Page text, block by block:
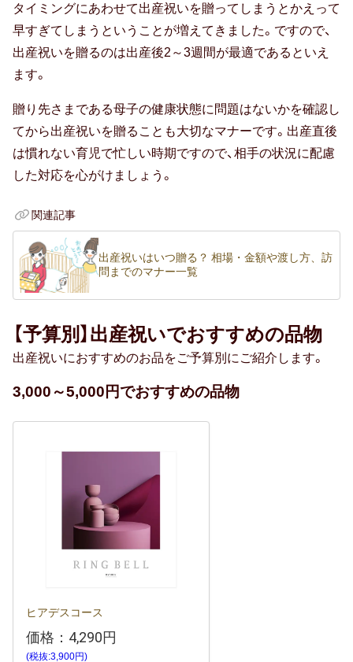
タイミングにあわせて出産祝いを贈ってしまうとかえって
早すぎてしまうということが増えてきました。ですので、
出産祝いを贈るのは出産後2～3週間が最適であるといえ
ます。
贈り先さまである母子の健康状態に問題はないかを確認し
てから出産祝いを贈ることも大切なマナーです。出産直後
は慣れない育児で忙しい時期ですので、相手の状況に配慮
した対応を心がけましょう。
関連記事
出産祝いはいつ贈る？ 相場・金額や渡し方、訪
問までのマナー一覧
【予算別】出産祝いでおすすめの品物
出産祝いにおすすめのお品をご予算別にご紹介します。
3,000～5,000円でおすすめの品物
ヒアデスコース
価格： 4,290円
(税抜:3,900円)